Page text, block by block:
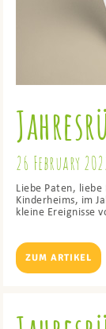
26 February
Liebe Paten,
Kinderheims, im
kleine Ereignisse
ZUM ARTIKEL